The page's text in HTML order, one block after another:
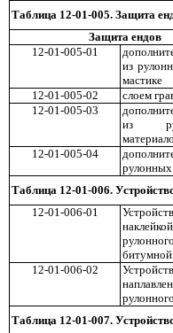
Таблица 12-01-005. Защита
Защита ендов
12-01-005-01
из
мастике
12-01-005-02 слоем
12-01-005-03
из
12-01-005-04
рулонных
Таблица 12-01-006. Устр
12-01-006-01
битумной
12-01-006-02
Таблица 12-01-007.